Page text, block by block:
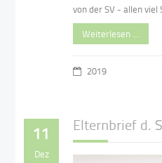
von der SV - allen viel
Weiterlesen …
2019
11
Dez
Elternbrief d.